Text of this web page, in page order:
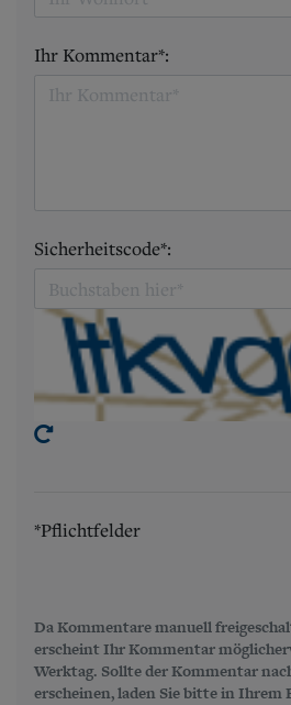
Ihr Kommentar*:
Sicherheitscode*:
*Pflichtfelder
Da Kommentare manuell
erscheint Ihr Kommentar
Werktag. Sollte der Kommentar
erscheinen, laden Sie bitte in Ihrem